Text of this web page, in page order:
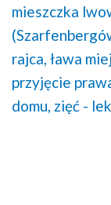
mieszczka
rajca, ława
przyjęcie
domu, zięć -